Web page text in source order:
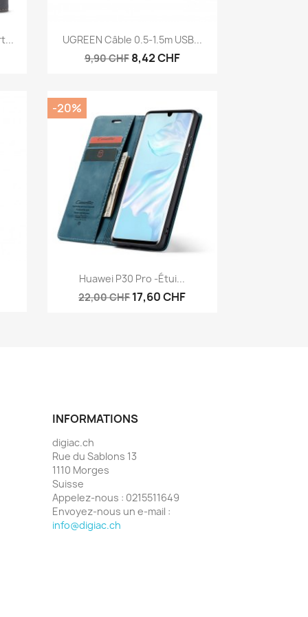
Aperçu rapide
UGREEN Câble 0.5-1.5m USB...
9,90 CHF 8,42 CHF
Aperçu rapide
Huawei P30 Pro -étui...
22,00 CHF17,60 CHF
-20%
INFORMATIONS
digiac.ch
Rue du Sablons 13
1110 Morges
Suisse
Appelez-nous : 0215511649
Envoyez-nous un e-mail :
info@digiac.ch